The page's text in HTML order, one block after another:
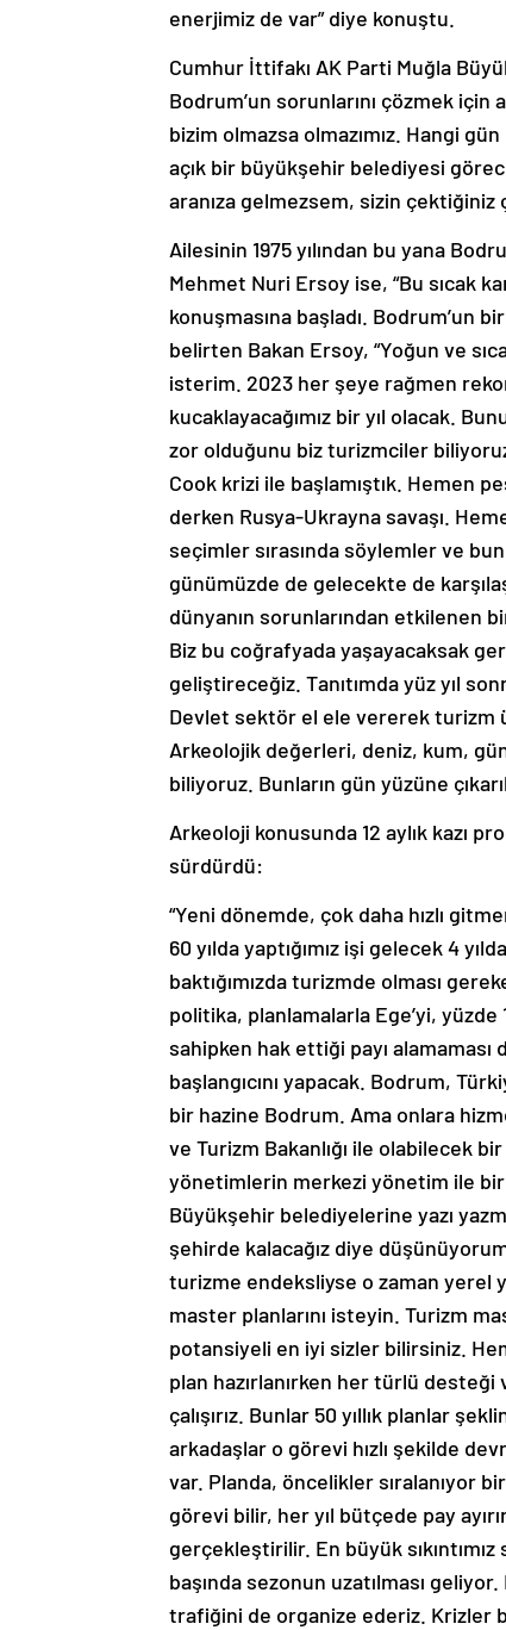
enerjimiz de var” diye konuştu.
Cumhur İttifakı AK Parti Muğla
Bodrum’un sorunlarını çözmek
bizim olmazsa olmazımız. Hangi
açık bir büyükşehir belediyesi
aranıza gelmezsem, sizin çektiğiniz
Ailesinin 1975 yılından bu yana
Mehmet Nuri Ersoy ise, “Bu sıcak
konuşmasına başladı. Bodrum’un
belirten Bakan Ersoy, “Yoğun ve
isterim. 2023 her şeye rağmen
kucaklayacağımız bir yıl olacak.
zor olduğunu biz turizmciler
Cook krizi ile başlamıştık. Hemen
derken Rusya-Ukrayna savaşı.
seçimler sırasında söylemler ve
günümüzde de gelecekte de
dünyanın sorunlarından etkilenen
Biz bu coğrafyada yaşayacaksak
geliştireceğiz. Tanıtımda yüz yıl
Devlet sektör el ele vererek turizm
Arkeolojik değerleri, deniz, kum,
biliyoruz. Bunların gün yüzüne
Arkeoloji konusunda 12 aylık kazı
sürdürdü:
“Yeni dönemde, çok daha hızlı
60 yılda yaptığımız işi gelecek 4
baktığımızda turizmde olması
politika, planlamalarla Ege’yi, yüzde
sahipken hak ettiği payı
başlangıcını yapacak. Bodrum,
bir hazine Bodrum. Ama onlara
ve Turizm Bakanlığı ile olabilecek
yönetimlerin merkezi yönetim ile
Büyükşehir belediyelerine yazı
şehirde kalacağız diye
turizme endeksliyse o zaman yerel
master planlarını isteyin. Turizm
potansiyeli en iyi sizler bilirsiniz.
plan hazırlanırken her türlü desteği
çalışırız. Bunlar 50 yıllık planlar
arkadaşlar o görevi hızlı şekilde
var. Planda, öncelikler sıralanıyor
görevi bilir, her yıl bütçede pay
gerçekleştirilir. En büyük
başında sezonun uzatılması
trafiğini de organize ederiz. Krizler